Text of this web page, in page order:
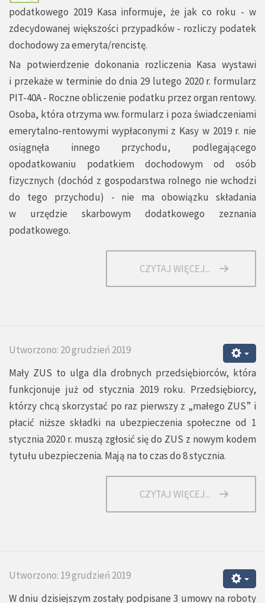
podatkowego 2019 Kasa informuje, że jak co roku - w
zdecydowanej większości przypadków - rozliczy podatek
dochodowy za emeryta/rencistę.
Na potwierdzenie dokonania rozliczenia Kasa wystawi
i przekaże w terminie do dnia 29 lutego 2020 r. formularz
PIT-40A - Roczne obliczenie podatku przez organ rentowy.
Osoba, która otrzyma ww. formularz i poza świadczeniami
emerytalno-rentowymi wypłaconymi z Kasy w 2019 r. nie
osiągnęła innego przychodu, podlegającego
opodatkowaniu podatkiem dochodowym od osób
fizycznych (dochód z gospodarstwa rolnego nie wchodzi
do tego przychodu) - nie ma obowiązku składania
w urzędzie skarbowym dodatkowego zeznania
podatkowego.
CZYTAJ WIĘCEJ...
Utworzono: 20 grudzień 2019
Mały ZUS to ulga dla drobnych przedsiębiorców, która
funkcjonuje już od stycznia 2019 roku. Przedsiębiorcy,
którzy chcą skorzystać po raz pierwszy z „małego ZUS” i
płacić niższe składki na ubezpieczenia społeczne od 1
stycznia 2020 r. muszą zgłosić się do ZUS z nowym kodem
tytułu ubezpieczenia. Mają na to czas do 8 stycznia.
CZYTAJ WIĘCEJ...
Utworzono: 19 grudzień 2019
W dniu dzisiejszym zostały podpisane 3 umowy na roboty